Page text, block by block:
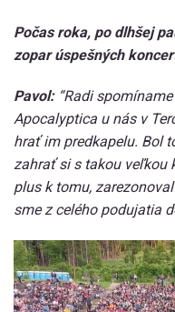
Počas roka, po dlhšej
zopar úspešných
Pavol:“Radi
Apocalyptica u nás v
hrať im predkapelu. Bol
zahrať si s takou veľkou
plus k tomu,
sme z celého podujatia